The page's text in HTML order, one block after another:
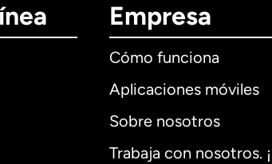
Empresa
Cómo funciona
Aplicaciones móviles
Sobre nosotros
Trabaja con nosotros.